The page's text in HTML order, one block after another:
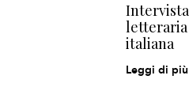
italiana
Leggi di più